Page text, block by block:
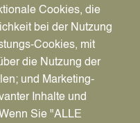
Cookies, die
bei der Nutzung
Cookies, mit
die Nutzung der
und Marketing-
Inhalte und
Sie "ALLE